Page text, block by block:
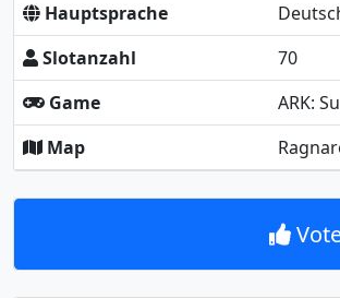
Hauptsprache
Slotanzahl
70
Game
ARK:
Map